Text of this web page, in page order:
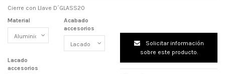
Cierre con Llave D´GLASS20
Material
Acabado
accesorios
Lacado
accesorios
Solicitar información
sobre este producto.